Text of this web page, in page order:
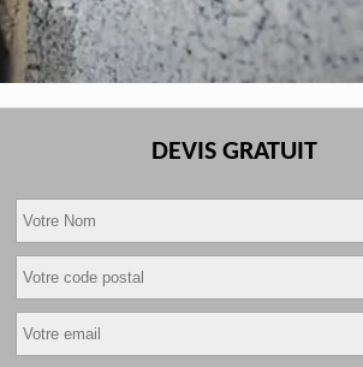
DEVIS GRATUIT